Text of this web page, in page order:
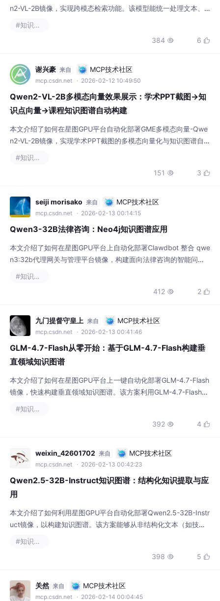
n2-VL-2B镜像，实现跨模态检索功能。该模型能统一处理文本、
#知识图谱
384  6 
谢兴豪 来自 MCP技术社区
mcp.csdn.net · 2026-02-12 10:49:50
Qwen2-VL-2B多模态向量效果展示：学术PPT截图→知
识点向量→课程知识图谱自动构建
本文介绍了如何在星图GPU平台自动化部署GME多模态向量-Qwe
n2-VL-2B镜像，实现学术PPT截图的多模态向量化与知识图谱自
#知识图谱
151  3 
seiji morisako 来自 MCP技术社区
mcp.csdn.net · 2026-02-13 00:14:15
Qwen3-32B法律咨询：Neo4j知识图谱应用
本文介绍了如何在星图GPU平台上自动化部署Clawdbot 整合 qwe
n3:32b代理网关与管理平台镜像，构建面向法律咨询的智能问答
生成结构化法律依据与可视化决策路径，典型应用于律所智能辅助
#知识图谱
412  2 
九门提督守皇上 来自 MCP技术社区
mcp.csdn.net · 2026-02-13 00:41:46
GLM-4.7-Flash从零开始：基于GLM-4.7-Flash构建垂
直领域知识图谱
本文介绍了如何在星图GPU平台上一键自动化部署GLM-4.7-Flash
镜像，快速构建垂直领域知识图谱。该方案利用GLM-4.7-Flash强
#知识图谱
392  4 
weixin_42601702 来自 MCP技术社区
mcp.csdn.net · 2026-02-13 00:42:23
Qwen2.5-32B-Instruct知识图谱：结构化知识提取与应
用
本文介绍了如何利用星图GPU平台自动化部署Qwen2.5-32B-Instr
uct镜像，以构建知识图谱。该方案能够从非结构化文本（如技术
#知识图谱
398  5 
关然 来自 MCP技术社区
mcp.csdn.net · 2026-02-14 00:04:45